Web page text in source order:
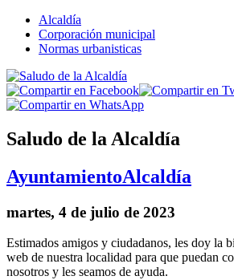
Alcaldía
Corporación municipal
Normas urbanisticas
Saludo de la Alcaldía
AyuntamientoAlcaldía
martes, 4 de julio de 2023
Estimados amigos y ciudadanos, les doy la
web de nuestra localidad para que puedan
nosotros y les seamos de ayuda.